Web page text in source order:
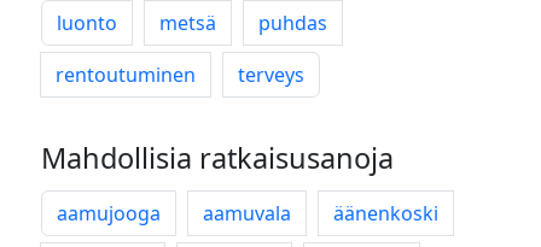
luonto metsä
puhdas
rentoutuminen
terveys
Mahdollisia ratkaisusanoja
aamujooga aamuvala
äänenkoski